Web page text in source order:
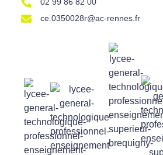
ce.0350028r@ac-rennes.fr